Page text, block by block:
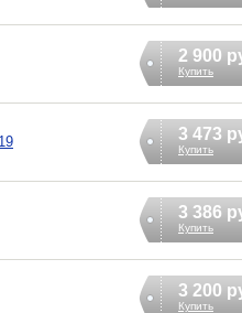
2 900
Купить
3 473
Купить
3 386
Купить
3 200
Купить